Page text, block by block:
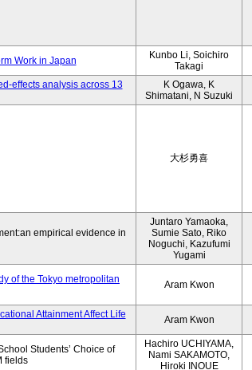
Work in Japan
Kunbo Li, Soichiro
Takagi
effects analysis across 13
K Ogawa, K
Shimatani, N Suzuki
大杉勇喜
empirical evidence in
Juntaro Yamaoka,
Sumie Sato, Riko
Noguchi, Kazufumi
Yugami
of the Tokyo metropolitan
Aram Kwon
Attainment Affect Life
Aram Kwon
Students’ Choice of
fields
Hachiro UCHIYAMA,
Nami SAKAMOTO,
Hiroki INOUE